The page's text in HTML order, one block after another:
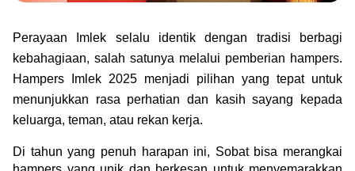
Jual emas kamu ke Treasury
Green Gold
Golden Generation
Profile
Tata Kelola
English
Perayaan Imlek selalu identik dengan tradisi berbagi
kebahagiaan, salah satunya melalui pemberian hampers.
Hampers Imlek 2025 menjadi pilihan yang tepat untuk
menunjukkan rasa perhatian dan kasih sayang kepada
keluarga, teman, atau rekan kerja.
Di tahun yang penuh harapan ini, Sobat bisa merangkai